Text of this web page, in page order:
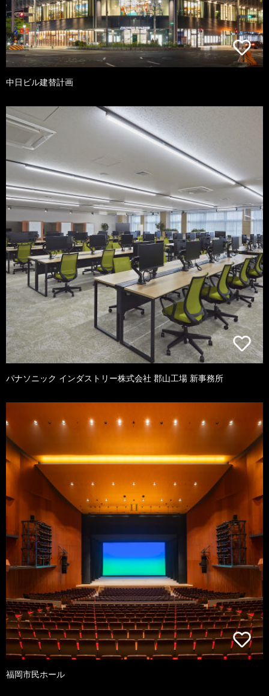
中日ビル建替計画
パナソニック インダストリー株式会社 郡山工場 新事務所
福岡市民ホール